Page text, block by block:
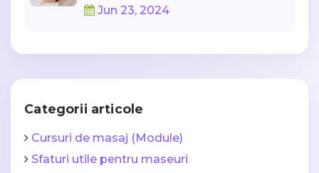
Jun 23, 2024
Categorii articole
Cursuri de masaj (Module)
Sfaturi utile pentru maseuri